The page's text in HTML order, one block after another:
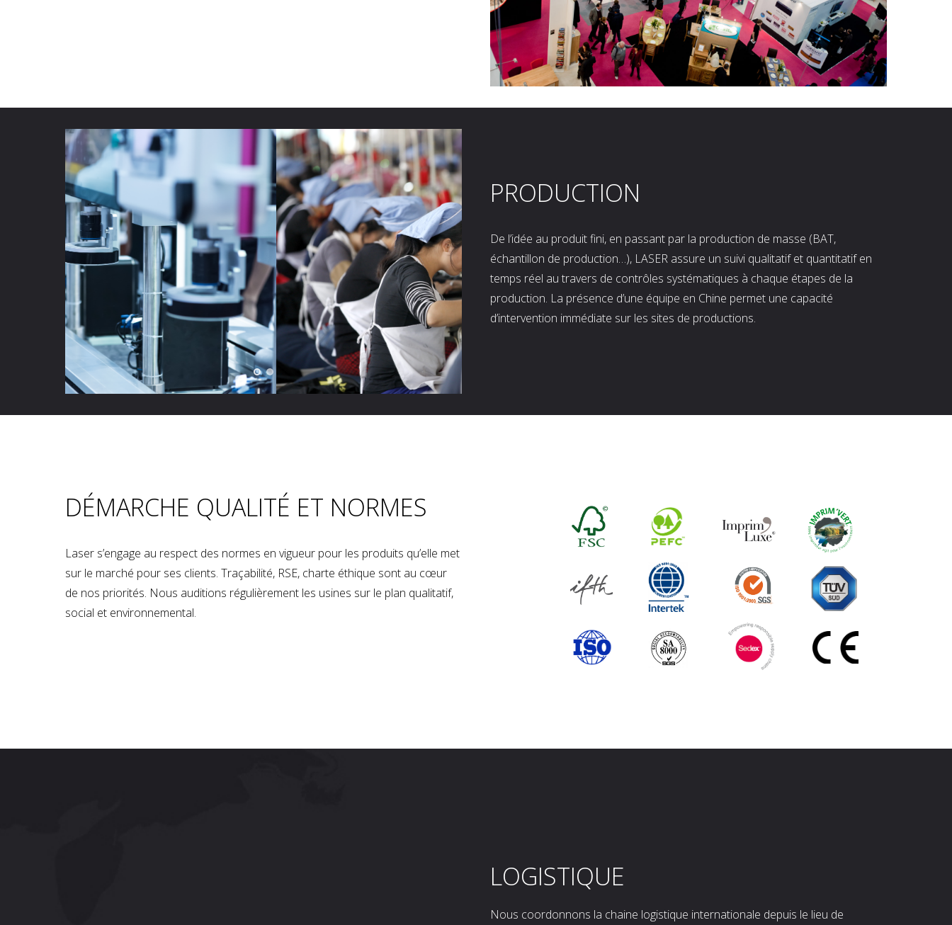
PRODUCTION
De l’idée au produit fini, en passant par la production de masse (BAT,
échantillon de production…), LASER assure un suivi qualitatif et quantitatif en
temps réel au travers de contrôles systématiques à chaque étapes de la
production. La présence d’une équipe en Chine permet une capacité
d’intervention immédiate sur les sites de productions.
DÉMARCHE QUALITÉ ET NORMES
Laser s’engage au respect des normes en vigueur pour les produits qu’elle met
sur le marché pour ses clients. Traçabilité, RSE, charte éthique sont au cœur
de nos priorités. Nous auditions régulièrement les usines sur le plan qualitatif,
social et environnemental.
LOGISTIQUE
Nous coordonnons la chaine logistique internationale depuis le lieu de